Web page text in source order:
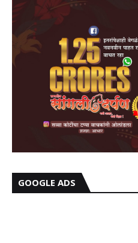
GOOGLE ADS